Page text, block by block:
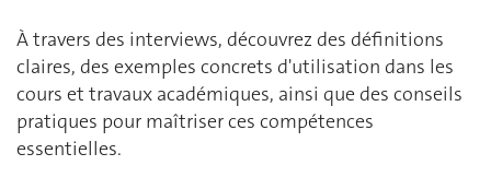
À travers des interviews, découvrez des définitions
claires, des exemples concrets d'utilisation dans les
cours et travaux académiques, ainsi que des conseils
pratiques pour maîtriser ces compétences
essentielles.